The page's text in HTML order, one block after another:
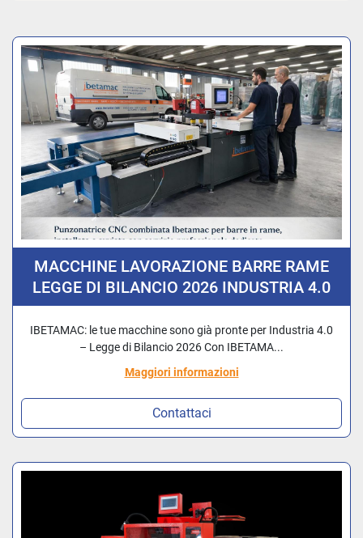
MACCHINE LAVORAZIONE BARRE RAME
LEGGE DI BILANCIO 2026 INDUSTRIA 4.0
IBETAMAC: le tue macchine sono già pronte per Industria 4.0
– Legge di Bilancio 2026 Con IBETAMA...
Maggiori informazioni
Contattaci